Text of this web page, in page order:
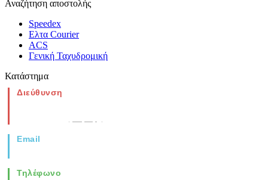
Αναζήτηση αποστολής
Speedex
Ελτα Courier
ACS
Γενική Ταχυδρομική
Κατάστημα
Διεύθυνση
Email
Τηλέφωνο